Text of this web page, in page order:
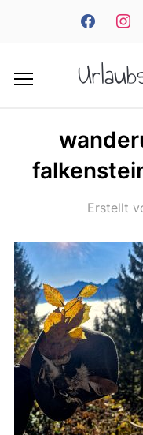
facebook
Erstellt